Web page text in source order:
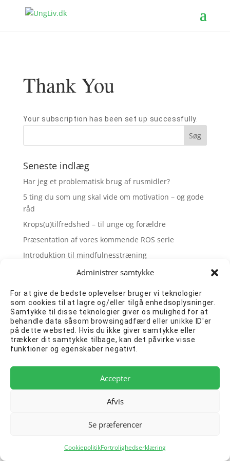
Administrer samtykke
For at give de bedste oplevelser bruger vi teknologier
som cookies til at lagre og/eller tilgå enhedsoplysninger.
Samtykke til disse teknologier giver os mulighed for at
behandle data såsom browsingadfærd eller unikke ID'er
på dette websted. Hvis du ikke giver samtykke eller
trækker dit samtykke tilbage, kan det påvirke visse
funktioner og egenskaber negativt.
Accepter
Afvis
Se præferencer
CookiepolitikFortrolighedserklæring
Thank You
Your subscription has been set up successfully.
Seneste indlæg
Har jeg et problematisk brug af rusmidler?
5 ting du som ung skal vide om motivation – og gode
råd
Krops(u)tilfredshed – til unge og forældre
Præsentation af vores kommende ROS serie
Introduktion til mindfulnesstræning